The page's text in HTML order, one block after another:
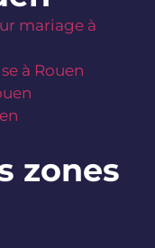
mariage à
à Rouen
zones